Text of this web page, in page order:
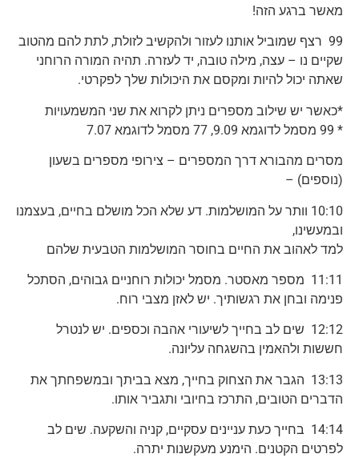
מאשר ברגע הזה!
99 רצף שמוביל אותנו לעזור ולהקשיב לזולת, לתת להם מהטוב
שקיים נו – עצה, מילה טובה, יד לעזרה. תהיה המורה הרוחני
שאתה יכול להיות ומקסם את היכולות שלך לפקרטי.
*כאשר יש שילוב מספרים ניתן לקרוא את שני המשמעויות
* 99 מסמל לדוגמא 9.09, 77 מסמל לדוגמא 7.07
מסרים מהבורא דרך המספרים – צירופי מספרים בשעון
(נוספים) –
10:10 וותר על המושלמות. דע שלא הכל מושלם בחיים, בעצמנו
ובמעשינו,
למד לאהוב את החיים בחוסר המושלמות הטבעית שלהם
11:11 מספר מאסטר. מסמל יכולות רוחניים גבוהים, הסתכל
פנימה ובחן את רגשותיך. יש לאזן מצבי רוח.
12:12 שים לב בחייך לשיעורי אהבה וכספים. יש לנטרל
חששות ולהאמין בהשגחה עליונה.
13:13 הגבר את הצחוק בחייך, מצא בביתך ובמשפחתך את
הדברים הטובים, התרכז בחיובי ותגביר אותו.
14:14 בחייך כעת עניינים עסקיים, קניה והשקעה. שים לב
לפרטים הקטנים. הימנע מעקשנות יתרה.